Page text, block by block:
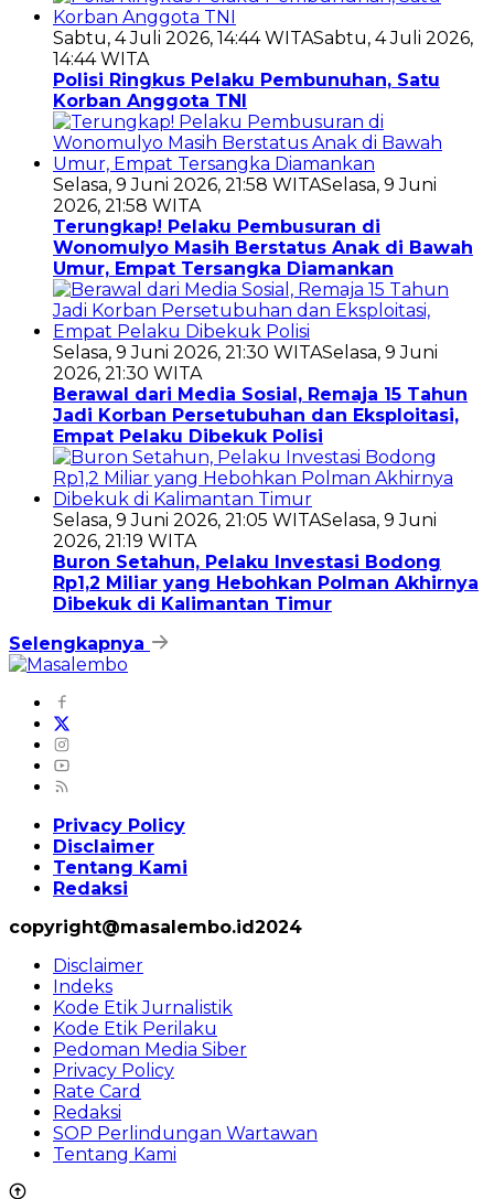
Sabtu, 4 Juli 2026, 14:44 WITASabtu, 4 Juli 2026,
14:44 WITA
Polisi Ringkus Pelaku Pembunuhan, Satu
Korban Anggota TNI
Selasa, 9 Juni 2026, 21:58 WITASelasa, 9 Juni
2026, 21:58 WITA
Terungkap! Pelaku Pembusuran di
Wonomulyo Masih Berstatus Anak di Bawah
Umur, Empat Tersangka Diamankan
Selasa, 9 Juni 2026, 21:30 WITASelasa, 9 Juni
2026, 21:30 WITA
Berawal dari Media Sosial, Remaja 15 Tahun
Jadi Korban Persetubuhan dan Eksploitasi,
Empat Pelaku Dibekuk Polisi
Selasa, 9 Juni 2026, 21:05 WITASelasa, 9 Juni
2026, 21:19 WITA
Buron Setahun, Pelaku Investasi Bodong
Rp1,2 Miliar yang Hebohkan Polman Akhirnya
Dibekuk di Kalimantan Timur
Selengkapnya
Privacy Policy
Disclaimer
Tentang Kami
Redaksi
copyright@masalembo.id2024
Disclaimer
Indeks
Kode Etik Jurnalistik
Kode Etik Perilaku
Pedoman Media Siber
Privacy Policy
Rate Card
Redaksi
SOP Perlindungan Wartawan
Tentang Kami